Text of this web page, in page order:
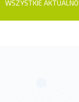
WSZYSTKIE